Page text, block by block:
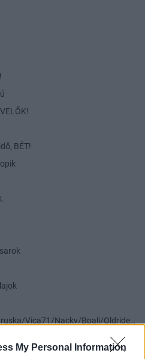
My Personal Information
BÉT!
trollmentes topik